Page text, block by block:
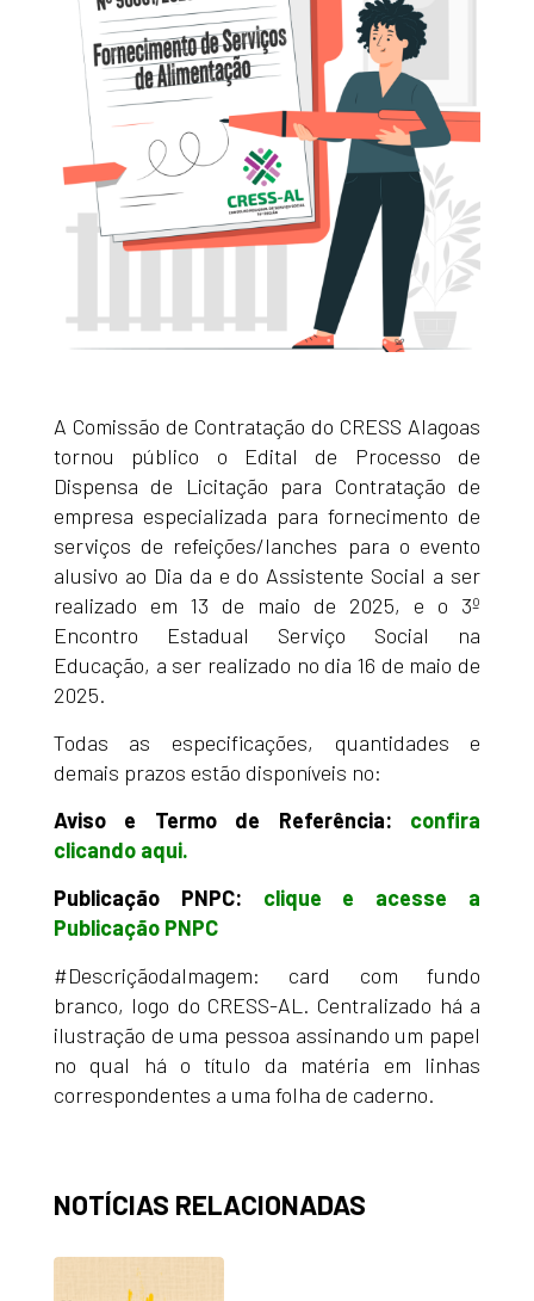
A Comissão de Contratação do CRESS Alagoas
tornou público o Edital de Processo de
Dispensa de Licitação para Contratação de
empresa especializada para fornecimento de
serviços de refeições/lanches para o evento
alusivo ao Dia da e do Assistente Social a ser
realizado em 13 de maio de 2025, e o 3º
Encontro Estadual Serviço Social na
Educação, a ser realizado no dia 16 de maio de
2025.
Todas as especificações, quantidades e
demais prazos estão disponíveis no:
Aviso e Termo de Referência:
confira
clicando aqui.
Publicação PNPC: clique e acesse a
Publicação PNPC
#DescriçãodaImagem: card com fundo
branco, logo do CRESS-AL. Centralizado há a
ilustração de uma pessoa assinando um papel
no qual há o título da matéria em linhas
correspondentes a uma folha de caderno.
NOTÍCIAS RELACIONADAS